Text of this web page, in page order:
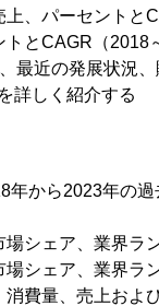
、パーセントと
とCAGR（2018
最近の発展状況
詳しく紹介する
年から2023年の
場シェア、業界ラ
場シェア、業界ラ
消費量、売上およ